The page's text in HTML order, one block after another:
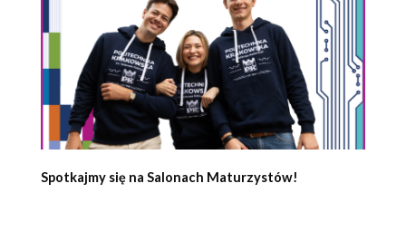
Spotkajmy się na Salonach Maturzystów!